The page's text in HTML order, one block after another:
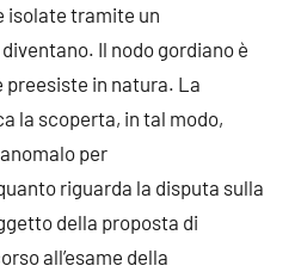
isolate tramite un
Il nodo gordiano è
preesiste in natura. La
la scoperta, in tal modo,
per
riguarda la disputa sulla
della proposta di
all’esame della